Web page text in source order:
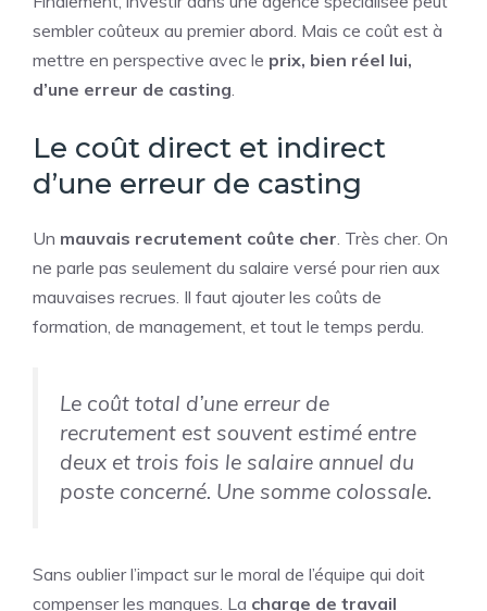
sembler coûteux au premier abord. Mais ce coût est à
mettre en perspective avec le prix, bien réel lui,
d’une erreur de casting.
Le coût direct et indirect
d’une erreur de casting
Un mauvais recrutement coûte cher. Très cher. On
ne parle pas seulement du salaire versé pour rien aux
mauvaises recrues. Il faut ajouter les coûts de
formation, de management, et tout le temps perdu.
Le coût total d’une erreur de
recrutement est souvent estimé entre
deux et trois fois le salaire annuel du
poste concerné. Une somme colossale.
Sans oublier l’impact sur le moral de l’équipe qui doit
compenser les manques. La charge de travail